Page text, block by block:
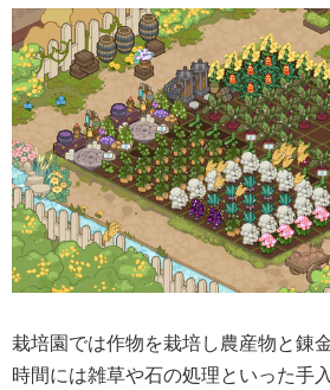
栽培園では作物を栽培し農産物と錬
時間には雑草や石の処理といった手